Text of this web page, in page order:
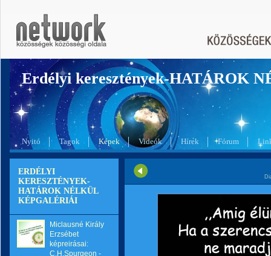
Erdélyi keresztények-HATÁROK
Nyitó Tagok Képek Videók Hírek Fórum
ERDÉLYI
KERESZTÉNYEK-
HATÁROK NÉLKÜL
KÉPGALÉRIÁI
Miclausné Király
Erzsébet
képreirásai:
C.H.Spurgeon -